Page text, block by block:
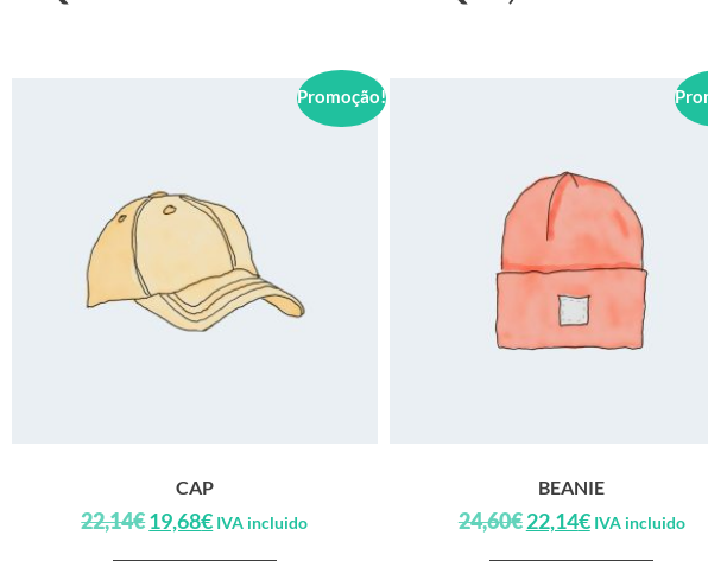
Promoção!
CAP
22,14€19,68€ IVA incluido
BEANIE
24,60€22,14€ IVA incluido